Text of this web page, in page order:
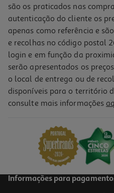
Semente Saude Lucpet P/
são os praticados nas
autenticação do cliente os
apenas como referência e
e recolhas no código postal
login e em função da
serão apresentados os
o local de entrega ou de
disponíveis para o território
consulte mais informações
Informações para